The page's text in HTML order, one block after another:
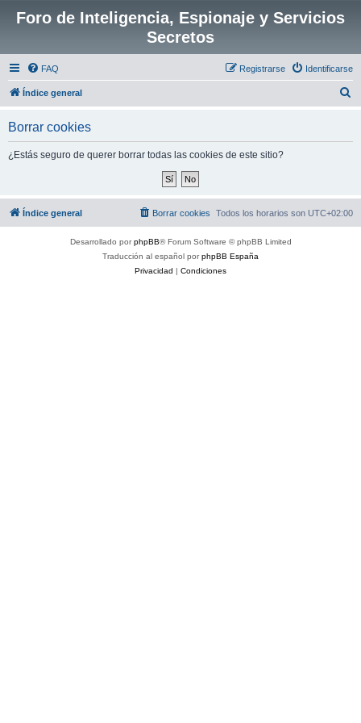
Foro de Inteligencia, Espionaje y Servicios
Secretos
FAQ Identificarse
Registrarse
Índice general
Borrar cookies
¿Estás seguro de querer borrar todas las cookies de este sitio?
Índice general Todos los horarios son UTC+02:00
Borrar cookies
Desarrollado porphpBB® Forum Software © phpBB Limited
Traducción al español porphpBB España
Privacidad | Condiciones